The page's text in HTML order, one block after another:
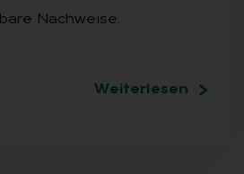
Nachweise.
Weiterlesen